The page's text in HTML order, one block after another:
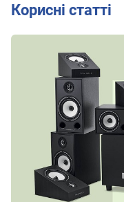
Корисні статті